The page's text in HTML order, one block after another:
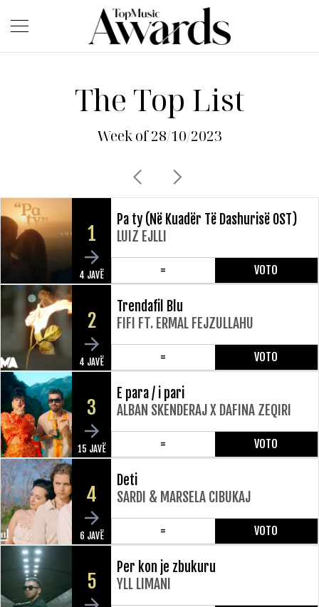
The Top List
Week of 28/10/2023
1
4 JAVË
Pa ty (Në Kuadër Të Dashurisë OST)
LUIZ EJLLI
= VOTO
2
4 JAVË
Trendafil Blu
FIFI FT. ERMAL FEJZULLAHU
= VOTO
3
15 JAVË
E para / i pari
ALBAN SKENDERAJ X DAFINA ZEQIRI
= VOTO
4
6 JAVË
Deti
SARDI & MARSELA CIBUKAJ
= VOTO
5
Per kon je zbukuru
YLL LIMANI